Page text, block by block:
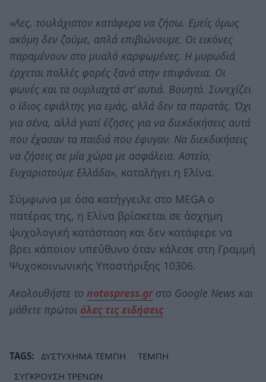
«Λες, τουλάχιστον κατάφερα να ζήσω. Εμείς όμως
ακόμη δεν ζούμε, απλά επιβιώνουμε. Οι εικόνες
παραμένουν στο μυαλό καρφωμένες. Η μυρωδιά
έρχεται πολλές φορές ξανά στην επιφάνεια. Οι
φωνές και τα ουρλιαχτά στ’ αυτιά. Βουητό. Συνεχίζει
ο ίδιος εφιάλτης για εμάς, αλλά δεν τα παρατάς. Όχι
για σένα, αλλά γιατί έζησες για να διεκδικήσεις αυτά
που έχασαν τα παιδιά που έφυγαν. Να διεκδικήσεις
να ζήσεις σε μία χώρα με ασφάλεια. Αστείο;
Ευχαριστούμε Ελλάδα», καταλήγει η Ελίνα.
Σύμφωνα με όσα κατήγγειλε στο MEGA ο
πατέρας της, η Ελίνα βρίσκεται σε άσχημη
ψυχολογική κατάσταση και δεν κατάφερε να
βρει κάποιον υπεύθυνο όταν κάλεσε στη Γραμμή
Ψυχοκοινωνικής Υποστήριξης 10306.
Ακολουθήστε το notospress.grστο Google News και
μάθετε πρώτοι όλες τις ειδήσεις
TAGS: ΔΥΣΤΥΧΗΜΑ ΤΕΜΠΗ
ΤΕΜΠΗ
ΣΥΓΚΡΟΥΣΗ ΤΡΕΝΩΝ